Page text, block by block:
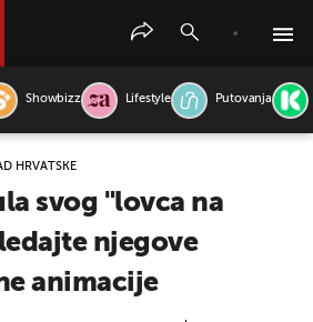
Showbizz Lifestyle Putovanja
HRVATSKE
svog "lovca na
njegove
animacije